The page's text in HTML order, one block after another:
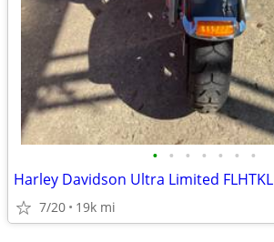
• • • • • • •
Harley Davidson Ultra Limited FLHTKL
7/20 19k mi